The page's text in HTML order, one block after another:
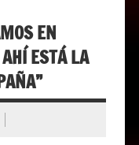
EN
ESTÁ LA